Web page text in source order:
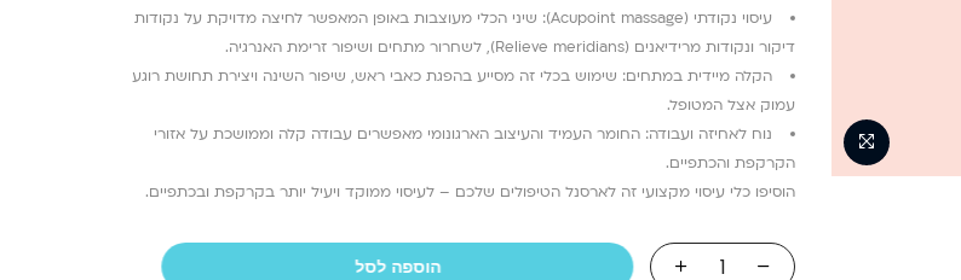
עיסוי נקודתי (Acupoint massage): שיני הכלי מעוצבות באופן המאפשר לחיצה מדויקת על נקודות
דיקור ונקודות מרידיאנים (Relieve meridians), לשחרור מתחים ושיפור זרימת האנרגיה.
הקלה מיידית במתחים: שימוש בכלי זה מסייע בהפגת כאבי ראש, שיפור השינה ויצירת תחושת רוגע
עמוק אצל המטופל.
נוח לאחיזה ועבודה: החומר העמיד והעיצוב הארגונומי מאפשרים עבודה קלה וממושכת על אזורי
הקרקפת והכתפיים.
הוסיפו כלי עיסוי מקצועי זה לארסנל הטיפולים שלכם – לעיסוי ממוקד ויעיל יותר בקרקפת ובכתפיים.
הוספה לסל